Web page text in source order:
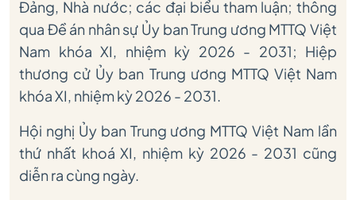
Đảng, Nhà nước; các đại biểu tham luận; thông
qua Đề án nhân sự Ủy ban Trung ương MTTQ Việt
Nam khóa XI, nhiệm kỳ 2026 - 2031; Hiệp
thương cử Ủy ban Trung ương MTTQ Việt Nam
khóa XI, nhiệm kỳ 2026 - 2031.
Hội nghị Ủy ban Trung ương MTTQ Việt Nam lần
thứ nhất khoá XI, nhiệm kỳ 2026 - 2031 cũng
diễn ra cùng ngày.